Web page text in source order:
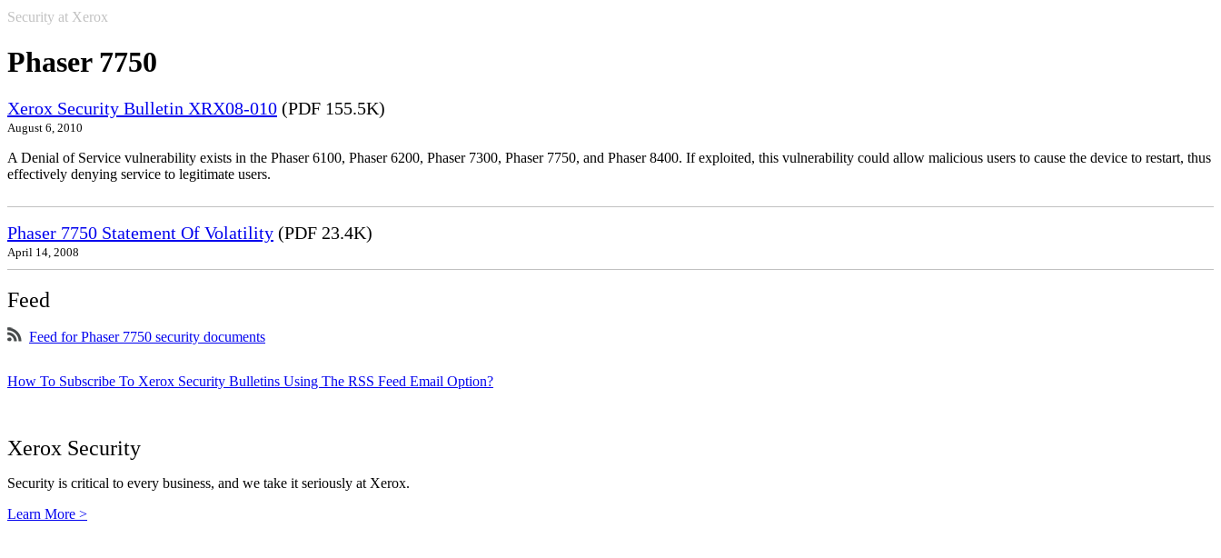
Security at Xerox
Phaser 7750
Xerox Security Bulletin XRX08-010 (PDF 155.5K)
August 6, 2010
A Denial of Service vulnerability exists in the Phaser 6100, Phaser 6200, Phaser 7300, Phaser 7750, and Phaser 8400. If exploited, this vulnerability could allow malicious users to cause the device to restart, thus
effectively denying service to legitimate users.
Phaser 7750 Statement Of Volatility (PDF 23.4K)
April 14, 2008
Feed
Feed for Phaser 7750 security documents
How To Subscribe To Xerox Security Bulletins Using The RSS Feed Email Option?
Xerox Security
Security is critical to every business, and we take it seriously at Xerox.
Learn More >